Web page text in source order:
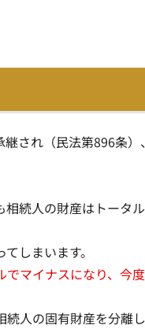
され（民法第896条）
続人の財産はトータ
てしまいます。
でマイナスになり、今
続人の固有財産を分離